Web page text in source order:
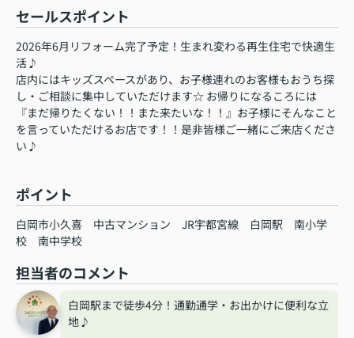
セールスポイント
2026年6月リフォーム完了予定！生まれ変わる再生住宅で快適生
活♪
店内にはキッズスペースがあり、お子様連れのお客様もおうち探
し・ご相談に集中していただけます☆ お帰りになるころには
『まだ帰りたくない！！また来たいな！！』お子様にそんなこと
を言っていただけるお店です！！是非皆様ご一緒にご来店くださ
い♪
ポイント
白岡市小久喜 中古マンション JR宇都宮線 白岡駅
南小学
校
南中学校
担当者のコメント
白岡駅まで徒歩4分！通勤通学・お出かけに便利な立
地♪